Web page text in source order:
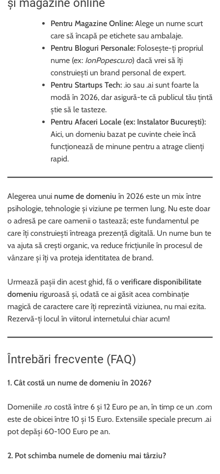
și magazine online
Pentru Magazine Online: Alege un nume scurt
care să încapă pe etichete sau ambalaje.
Pentru Bloguri Personale: Folosește-ți propriul
nume (ex: IonPopescu.ro) dacă vrei să îți
construiești un brand personal de expert.
Pentru Startups Tech: .io sau .ai sunt foarte la
modă în 2026, dar asigură-te că publicul tău țintă
știe să le tasteze.
Pentru Afaceri Locale (ex: Instalator București):
Aici, un domeniu bazat pe cuvinte cheie încă
funcționează de minune pentru a atrage clienți
rapid.
Alegerea unui nume de domeniu în 2026 este un mix între
psihologie, tehnologie și viziune pe termen lung. Nu este doar
o adresă pe care oamenii o tastează; este fundamentul pe
care îți construiești întreaga prezență digitală. Un nume bun te
va ajuta să crești organic, va reduce fricțiunile în procesul de
vânzare și îți va proteja identitatea de brand.
Urmează pașii din acest ghid, fă o verificare disponibilitate
domeniu riguroasă și, odată ce ai găsit acea combinație
magică de caractere care îți reprezintă viziunea, nu mai ezita.
Rezervă-ți locul în viitorul internetului chiar acum!
Întrebări frecvente (FAQ)
1. Cât costă un nume de domeniu în 2026?
Domeniile .ro costă între 6 și 12 Euro pe an, în timp ce un .com
este de obicei între 10 și 15 Euro. Extensiile speciale precum .ai
pot depăși 60-100 Euro pe an.
2. Pot schimba numele de domeniu mai târziu?